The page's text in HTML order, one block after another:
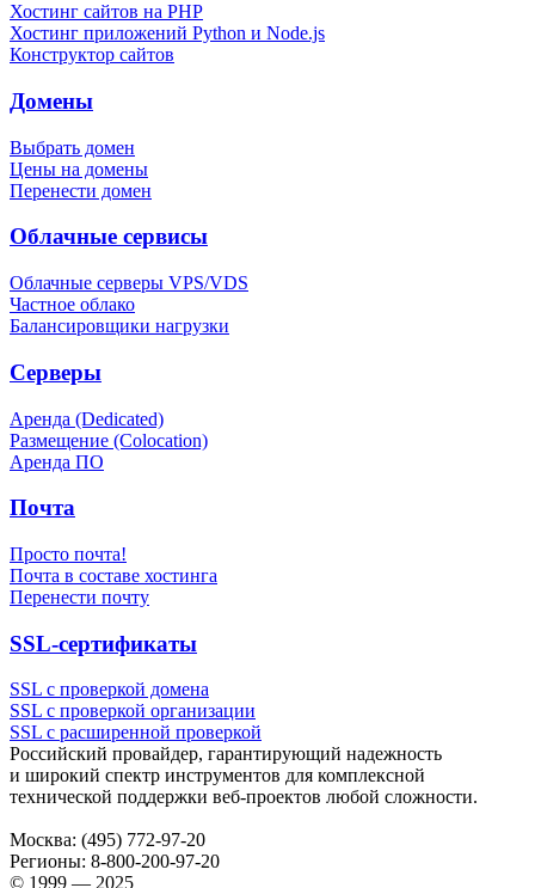
Хостинг сайтов на PHP
Хостинг приложений Python и Node.js
Конструктор сайтов
Домены
Выбрать домен
Цены на домены
Перенести домен
Облачные сервисы
Облачные серверы VPS/VDS
Частное облако
Балансировщики нагрузки
Серверы
Аренда (Dedicated)
Размещение (Colocation)
Аренда ПО
Почта
Просто почта!
Почта в составе хостинга
Перенести почту
SSL-сертификаты
SSL с проверкой домена
SSL с проверкой организации
SSL с расширенной проверкой
Российский провайдер, гарантирующий надежность
и широкий спектр инструментов для комплексной
технической поддержки веб-проектов любой сложности.
Москва: (495) 772-97-20
Регионы: 8-800-200-97-20
© 1999 — 2025